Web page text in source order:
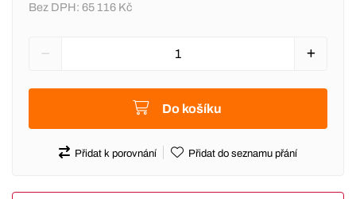
Bez DPH: 65 116 Kč
Do košíku
Přidat k porovnání Přidat do seznamu přání